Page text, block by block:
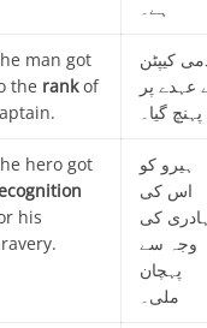
ہے۔
man got
the rankof
کیپٹن
عہدے پر
پہنچ گیا۔
hero got
his
ہیرو کو
اس کی
کی
وجہ سے
پہچان
ملی۔